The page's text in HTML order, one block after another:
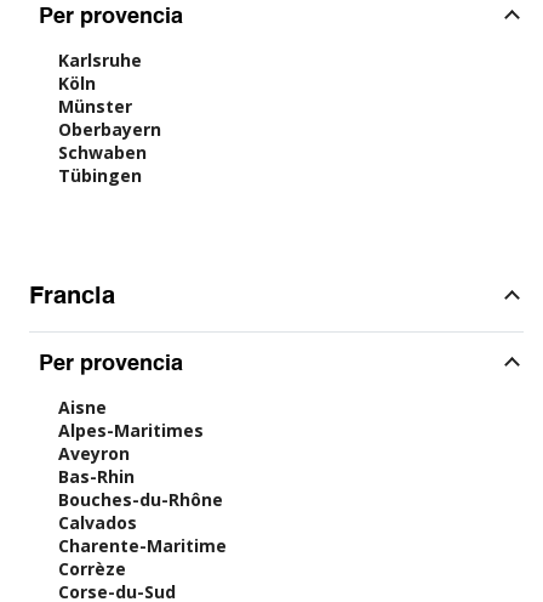
Per provencia
Karlsruhe
Köln
Münster
Oberbayern
Schwaben
Tübingen
Francia
Per provencia
Aisne
Alpes-Maritimes
Aveyron
Bas-Rhin
Bouches-du-Rhône
Calvados
Charente-Maritime
Corrèze
Corse-du-Sud